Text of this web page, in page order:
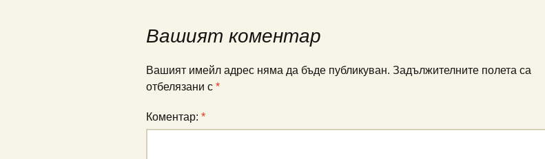
публикациите
Вашият коментар
Вашият имейл адрес няма да бъде публикуван. Задължителните полета са
отбелязани с *
Коментар: *